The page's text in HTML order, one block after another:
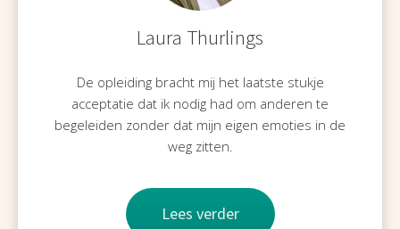
Laura Thurlings
De opleiding bracht mij het laatste stukje
acceptatie dat ik nodig had om anderen te
begeleiden zonder dat mijn eigen emoties in de
weg zitten.
Lees verder